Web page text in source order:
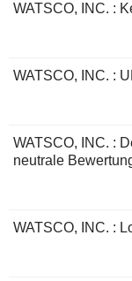
WATSCO, INC. :
WATSCO, INC. :
WATSCO, INC. :
neutrale
WATSCO, INC. :